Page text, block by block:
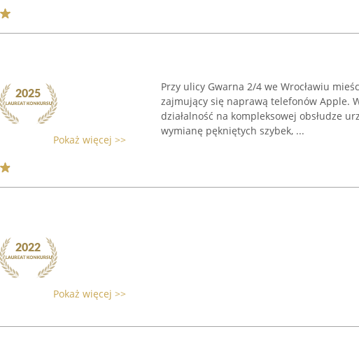
Pokaż więcej >>
Przy ulicy Gwarna 2/4 we Wrocławiu
zajmujący się naprawą telefonów Apple.
działalność na kompleksowej obsłudze
wymianę pękniętych szybek, ...
Pokaż więcej >>